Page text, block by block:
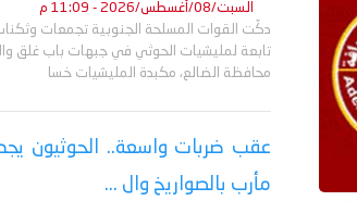
السبت/08/أغسطس/2026 - 11:09 م
دكّت القوات المسلحة الجنوبية تجمعات
تابعة لمليشيات الحوثي في جبهات باب غلق
محافظة الضالع، مكبدة المليشيات خسا
عقب ضربات واسعة.. الحوثيون
مأرب بالصواريخ وال ...